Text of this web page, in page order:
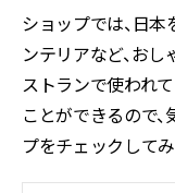
ショップでは、日
ンテリアなど、お
ストランで使われ
ことができるので
プをチェックしてみ